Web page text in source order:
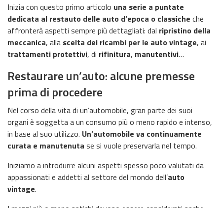
Inizia con questo primo articolo una serie a puntate
dedicata al restauto delle auto d’epoca o classiche che
affronterà aspetti sempre più dettagliati: dal ripristino della
meccanica, alla scelta dei ricambi per le auto vintage, ai
trattamenti protettivi, di rifinitura, manutentivi…
Restaurare un’auto: alcune premesse
prima di procedere
Nel corso della vita di un’automobile, gran parte dei suoi
organi è soggetta a un consumo più o meno rapido e intenso,
in base al suo utilizzo. Un’automobile va continuamente
curata e manutenuta se si vuole preservarla nel tempo.
Iniziamo a introdurre alcuni aspetti spesso poco valutati da
appassionati e addetti al settore del mondo dell’auto
vintage.